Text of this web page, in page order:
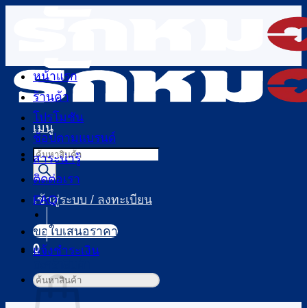
เนื้อหา
เมนู
Products
search
เข้าสู่ระบบ / ลงทะเบียน
0
หน้าแรก
ร้านค้า
โปรโมชัน
ช้อปตามแบรนด์
สาระน่ารู้
ติดต่อเรา
FAQ
ขอใบเสนอราคา
แจ้งชำระเงิน
ค้นหา: